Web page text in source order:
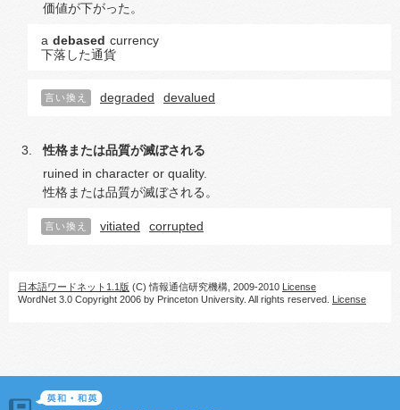
価値が下がった。
a debased currency
下落した通貨
言い換え degraded devalued
性格または品質が滅ぼされる
ruined in character or quality.
性格または品質が滅ぼされる。
言い換え vitiated corrupted
日本語ワードネット1.1版 (C) 情報通信研究機構, 2009-2010 License
WordNet 3.0 Copyright 2006 by Princeton University. All rights reserved. License